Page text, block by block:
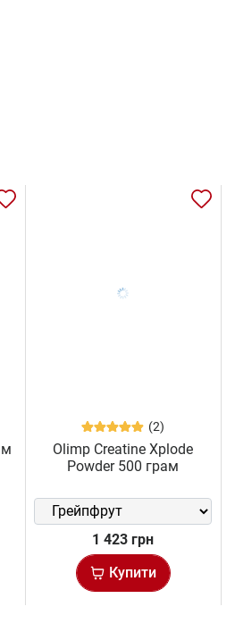
(2)
Olimp Creatine Xplode
Powder 500 грам
1 423 грн
Купити